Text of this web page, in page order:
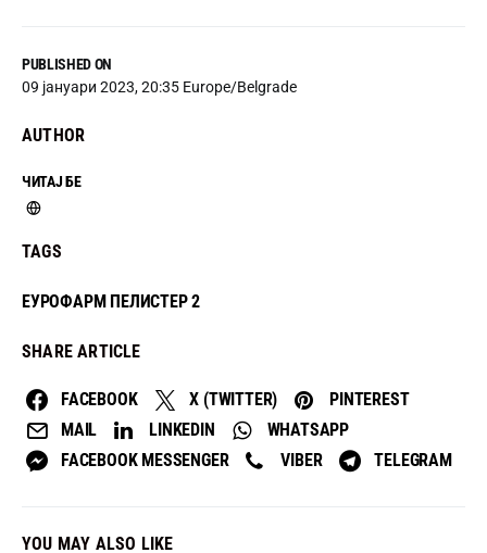
PUBLISHED ON
09 јануари 2023, 20:35 Europe/Belgrade
AUTHOR
ЧИТАЈ БЕ
TAGS
ЕУРОФАРМ ПЕЛИСТЕР 2
SHARE ARTICLE
FACEBOOK X (TWITTER)
PINTEREST
MAIL
LINKEDIN
WHATSAPP
FACEBOOK MESSENGER
VIBER TELEGRAM
YOU MAY ALSO LIKE